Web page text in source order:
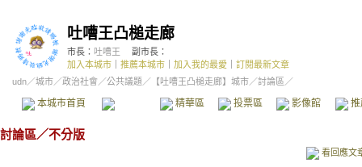
吐嘈王凸槌走廊
市長： 吐嘈王
副市長：
加入本城市
推薦本城市 加入我的最愛
訂閱最新文章
udn／城市／政治社會 ／公共議題 ／ 【吐嘈王凸槌走廊】城市／討論區／
本城市首頁 精華區 投票區 影像館
討論區／不分版
看回應文